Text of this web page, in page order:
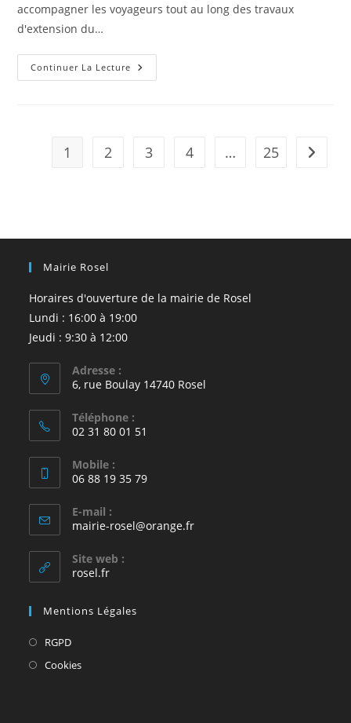
accompagner les voyageurs tout au long des travaux
d'extension du…
Continuer La Lecture Travaux
Tramway
1 2 3 4 … 25 Aller à
Mairie Rosel
Horaires d'ouverture de la mairie de Rosel
Lundi : 16:00 à 19:00
Jeudi : 9:30 à 12:00
Adresse :
6, rue Boulay 14740 Rosel
Téléphone :
02 31 80 01 51
Mobile :
06 88 19 35 79
E-mail :
mairie-rosel@orange.frS’ouvre
Site web :
rosel.fr
Mentions Légales
RGPDS’ouvre
dans
CookiesS’ouvre